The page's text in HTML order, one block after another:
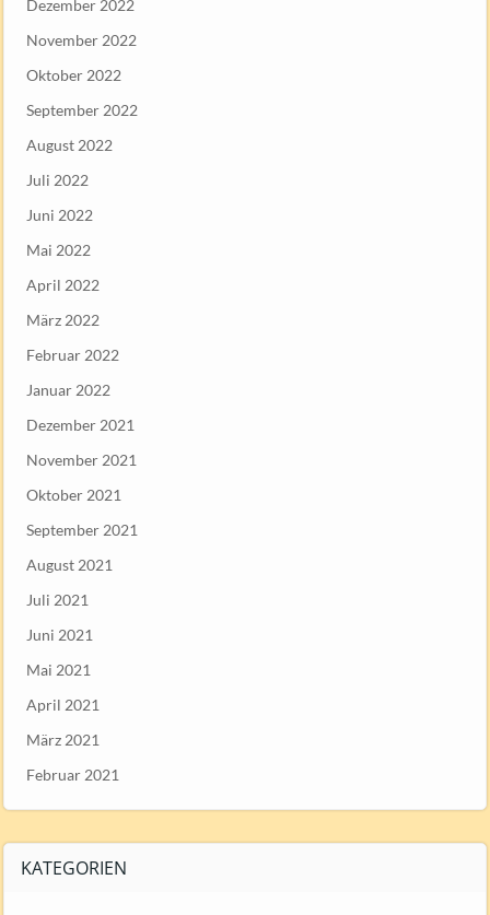
Dezember 2022
November 2022
Oktober 2022
September 2022
August 2022
Juli 2022
Juni 2022
Mai 2022
April 2022
März 2022
Februar 2022
Januar 2022
Dezember 2021
November 2021
Oktober 2021
September 2021
August 2021
Juli 2021
Juni 2021
Mai 2021
April 2021
März 2021
Februar 2021
KATEGORIEN